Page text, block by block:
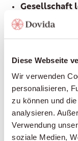
Diese Webseite
Wir verwenden
personalisieren,
zu können und
analysieren.
Verwendung
soziale Medien,
Gesellschaft
Vorlesen,
Wäsche
Begleitung
Ihrer Seite
Einkaufen